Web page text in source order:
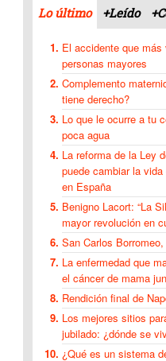
Lo último +Leído
El accidente que
personas mayores
Complemento
tiene derecho?
Lo que le ocurre a tu
poca agua
La reforma de la Ley
puede cambiar la
en España
Benigno Lacort: “La
mayor revolución en
San Carlos
La enfermedad que
el cáncer de mama
Rendición final de
Los mejores sitios
jubilado: ¿dónde se
¿Qué es un sistema